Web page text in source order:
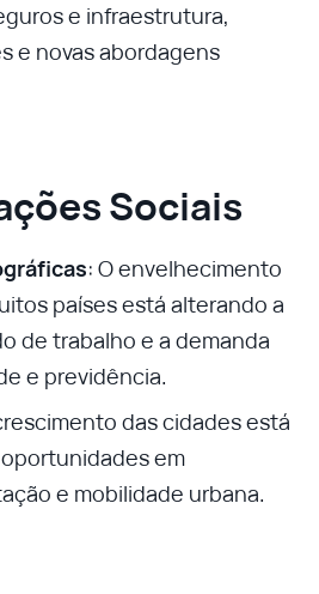
e infraestrutura,
e novas abordagens
Sociais
: O envelhecimento
países está alterando a
de trabalho e a demanda
e previdência.
das cidades está
em
e mobilidade urbana.